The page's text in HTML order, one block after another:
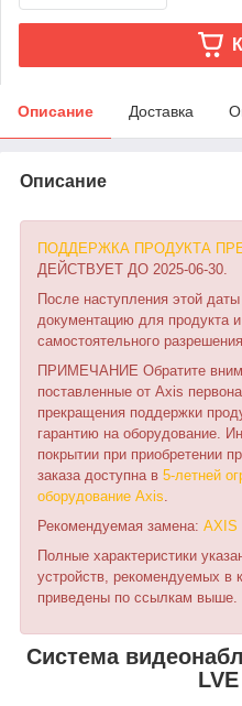
Описание Доставка
Описание
ПОДДЕРЖКА ПРОДУКТА
ДЕЙСТВУЕТ ДО 2025-06-30.
После наступления этой
документацию для продукта
самостоятельного
ПРИМЕЧАНИЕ Обратите
поставленные от Axis
прекращения поддержки
гарантию на оборудование.
покрытии при приобретении
заказа доступна в 5-летней
оборудование Axis
Рекомендуемая замена: AXIS
Полные характеристики
устройств, рекомендуемых в
приведены по ссылкам выше.
Система